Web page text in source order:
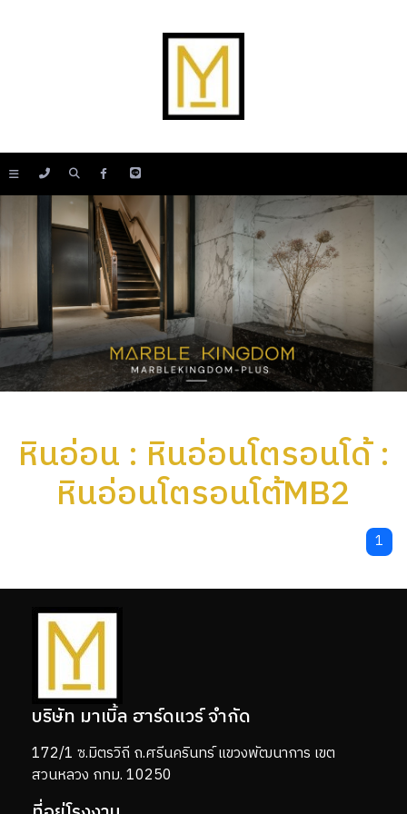
หินอ่อน : หินอ่อนโตรอนโด้ :
หินอ่อนโตรอนโต้MB2
1
บริษัท มาเบิ้ล ฮาร์ดแวร์ จำกัด
172/1 ซ.มิตรวิถี ถ.ศรีนครินทร์ แขวงพัฒนาการ เขต
สวนหลวง กทม. 10250